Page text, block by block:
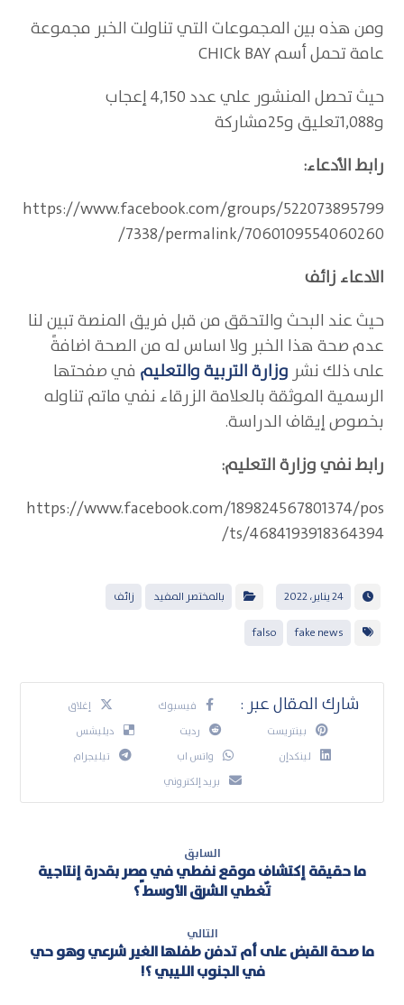
ومن هذه بين المجموعات التي تناولت الخبر مجموعة
عامة تحمل أسم CHICk BAY
حيث تحصل المنشور علي عدد 4,150 إعجاب
و1,088تعليق و25مشاركة
رابط الأدعاء:
https://www.facebook.com/groups/522073895799
7338/permalink/7060109554060260/
الادعاء زائف
حيث عند البحث والتحقق من قبل فريق المنصة تبين لنا
عدم صحة هذا الخبر ولا اساس له من الصحة اضافةً
على ذلك نشر وزارة التربية والتعليم في صفحتها
الرسمية الموثقة بالعلامة الزرقاء نفي ماتم تناوله
بخصوص إيقاف الدراسة.
رابط نفي وزارة التعليم:
https://www.facebook.com/189824567801374/pos
ts/4684193918364394/
24 يناير، 2022 بالمختصر المفيد زائف
fake news
falso
فيسبوك
إغلاق
بينتريست
رديت
ديليشس
لينكدإن
واتس اب
تيليجرام
بريد إلكتروني
السابق
ما حقيقة إكتشاف موقع نفطي في مٍصر بقدرة إنتاجية
تٌغطي الشرق الأوسط ؟
التالي
ما صحة القبض على أم تدفن طفلها الغير شرعي وهو حي
في الجنوب الليبي ؟!